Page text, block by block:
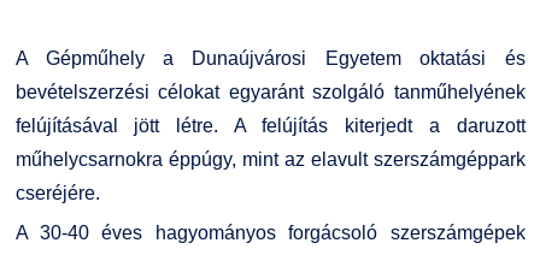
EHÖK
Hallgatókra érvényes szabályzatok
Ösztöndíjak
HASIT
Neptun
Moodle
Telefonkönyv
Minőségirányítás
Intézményi és Tanulmányi Tájékoztató
A Gépműhely a Dunaújvárosi Egyetem oktatási és
bevételszerzési célokat egyaránt szolgáló tanműhelyének
felújításával jött létre. A felújítás kiterjedt a daruzott
műhelycsarnokra éppúgy, mint az elavult szerszámgéppark
cseréjére.
A 30-40 éves hagyományos forgácsoló szerszámgépek